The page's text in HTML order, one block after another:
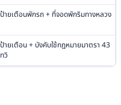
ป้ายเตือนพักรถ + ที่จอดพักริมทางหลวง
ป้ายเตือน + บังคับใช้กฎหมายมาตรา 43
ทวิ